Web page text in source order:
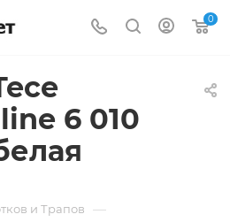
0
6 010
и Трапов —